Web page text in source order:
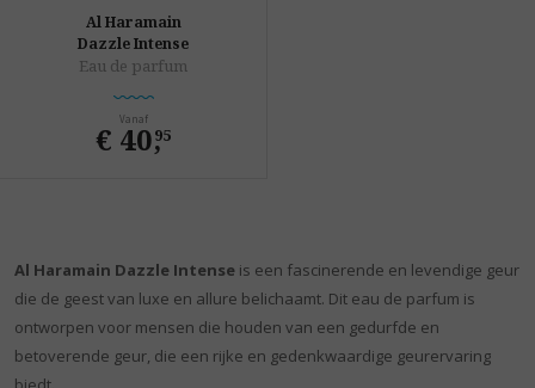
Al Haramain
Dazzle Intense
Eau de parfum
Vanaf
€ 40,
95
Al Haramain Dazzle Intense is een fascinerende en levendige geur
die de geest van luxe en allure belichaamt. Dit eau de parfum is
ontworpen voor mensen die houden van een gedurfde en
betoverende geur, die een rijke en gedenkwaardige geurervaring